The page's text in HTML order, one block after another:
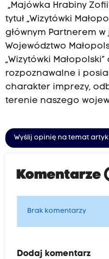
„Majówka Hrabiny
tytuł „Wizytówki
głównym Partnerem
Województwo
„Wizytówki
rozpoznawalne i
charakter imprezy,
terenie naszego
Wyślij opinię na temat
Komentarze
Brak komentarzy
Dodaj komentarz